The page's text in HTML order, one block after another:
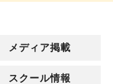
メディア掲載
スクール情報